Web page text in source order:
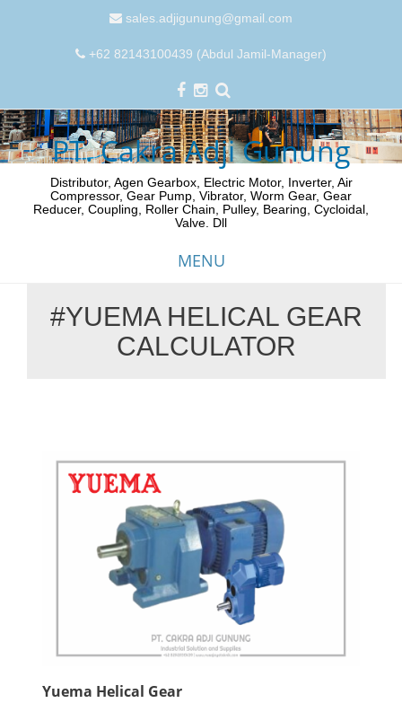
sales.adjigunung@gmail.com
+62 82143100439 (Abdul Jamil-Manager)
PT. Cakra Adji Gunung
Distributor, Agen Gearbox, Electric Motor, Inverter, Air
Compressor, Gear Pump, Vibrator, Worm Gear, Gear
Reducer, Coupling, Roller Chain, Pulley, Bearing, Cycloidal,
Valve. Dll
MENU
Skip
#YUEMA HELICAL GEAR
CALCULATOR
Yuema Helical Gear